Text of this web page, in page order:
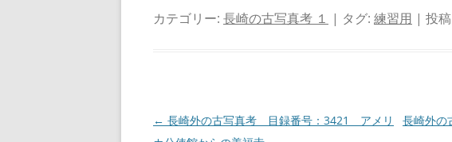
カテゴリー: 長崎の古写真考 １ | タグ: 練習用 | 投
投
← 長崎外の古写真考 目録番号：3421 アメリ
長崎外